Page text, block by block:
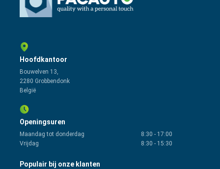
Hoofdkantoor
Bouwelven 13,
2280 Grobbendonk
België
Openingsuren
Maandag tot donderdag 8:30 - 17:00
Vrijdag
8:30 - 15:30
Populair bij onze klanten